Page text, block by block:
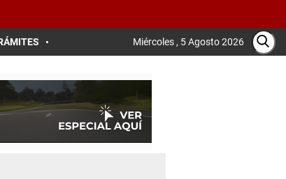
Miércoles , 5 Agosto 2026